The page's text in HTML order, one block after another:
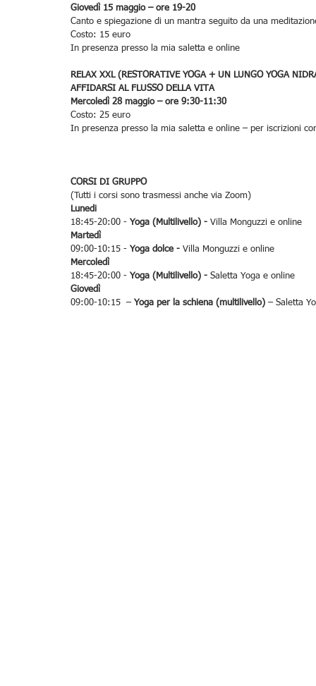
Giovedì 15 maggio – ore 19-20
Canto e spiegazione di un mantra seguito da una
Costo: 15 euro
In presenza presso la mia saletta e online
RELAX XXL (RESTORATIVE YOGA + UN LUNGO YOGA
AFFIDARSI AL FLUSSO DELLA VITA
Mercoledì 28 maggio – ore 9:30-11:30
Costo: 25 euro
In presenza presso la mia saletta e online – per iscrizioni
CORSI DI GRUPPO
(Tutti i corsi sono trasmessi anche via Zoom)
Lunedi
18:45-20:00 - Yoga (Multilivello) - Villa Monguzzi e online
Martedì
09:00-10:15 - Yoga dolce - Villa Monguzzi e online
Mercoledì
18:45-20:00 - Yoga (Multilivello) - Saletta Yoga e online
Giovedì
09:00-10:15  – Yoga per la schiena (multilivello) – Saletta